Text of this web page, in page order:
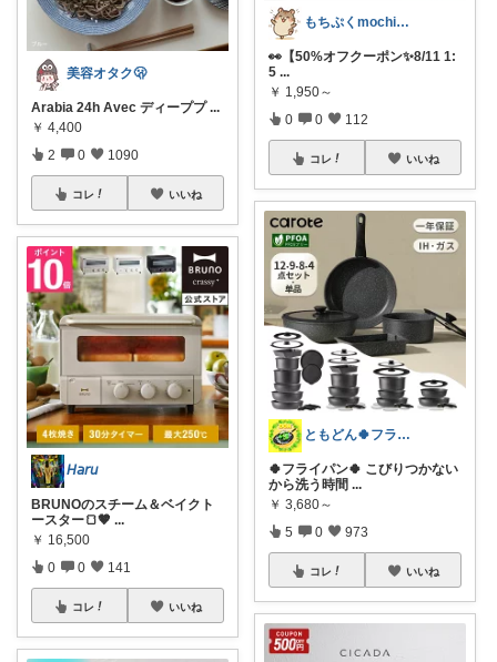
美容オタク🫢
Arabia 24h Avec ディーププ ...
￥ 4,400
2 0 1090
コレ いいね
𝘏𝘢𝘳𝘶
BRUNOのスチーム＆ベイクト
ースター🍞🤎 ...
￥ 16,500
0 0 141
コレ いいね
もちぷくmochipuku☘️5日感謝
👀【50%オフクーポン✨️8/11 1:
5 ...
￥ 1,950～
0 0 112
コレ いいね
ともどん🍀フライパン料理ある暮らし🍳
🍀フライパン🍀 こびりつかない
から洗う時間 ...
￥ 3,680～
5 0 973
コレ いいね